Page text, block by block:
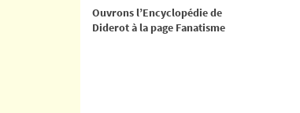
Ouvrons l’Encyclopédie de
Diderot à la page Fanatisme